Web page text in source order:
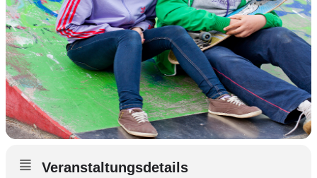
Veranstaltungsdetails